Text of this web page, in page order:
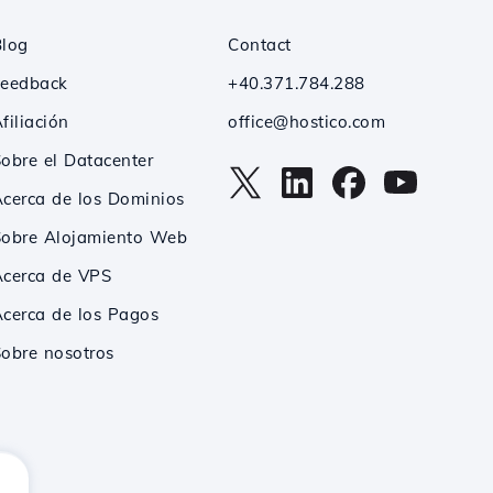
el Datacenter
de los Dominios
Alojamiento Web
de VPS
de los Pagos
nosotros
Contact
+40.371.784.288
office@hostico.com